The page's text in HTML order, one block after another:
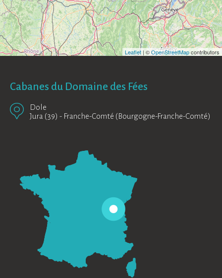
Leaflet | ©OpenStreetMapcontributors
Cabanes du Domaine des Fées
Dole
Jura (39) - Franche-Comté (Bourgogne-Franche-Comté)